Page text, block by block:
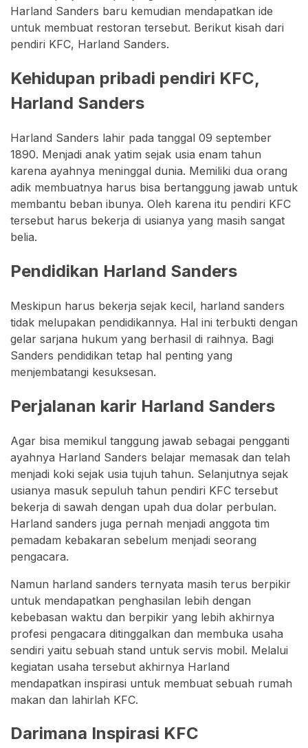
Harland Sanders baru kemudian mendapatkan ide
untuk membuat restoran tersebut. Berikut kisah dari
pendiri KFC, Harland Sanders.
Kehidupan pribadi pendiri KFC,
Harland Sanders
Harland Sanders lahir pada tanggal 09 september
1890. Menjadi anak yatim sejak usia enam tahun
karena ayahnya meninggal dunia. Memiliki dua orang
adik membuatnya harus bisa bertanggung jawab untuk
membantu beban ibunya. Oleh karena itu pendiri KFC
tersebut harus bekerja di usianya yang masih sangat
belia.
Pendidikan Harland Sanders
Meskipun harus bekerja sejak kecil, harland sanders
tidak melupakan pendidikannya. Hal ini terbukti dengan
gelar sarjana hukum yang berhasil di raihnya. Bagi
Sanders pendidikan tetap hal penting yang
menjembatangi kesuksesan.
Perjalanan karir Harland Sanders
Agar bisa memikul tanggung jawab sebagai pengganti
ayahnya Harland Sanders belajar memasak dan telah
menjadi koki sejak usia tujuh tahun. Selanjutnya sejak
usianya masuk sepuluh tahun pendiri KFC tersebut
bekerja di sawah dengan upah dua dolar perbulan.
Harland sanders juga pernah menjadi anggota tim
pemadam kebakaran sebelum menjadi seorang
pengacara.
Namun harland sanders ternyata masih terus berpikir
untuk mendapatkan penghasilan lebih dengan
kebebasan waktu dan berpikir yang lebih akhirnya
profesi pengacara ditinggalkan dan membuka usaha
sendiri yaitu sebuah stand untuk servis mobil. Melalui
kegiatan usaha tersebut akhirnya Harland
mendapatkan inspirasi untuk membuat sebuah rumah
makan dan lahirlah KFC.
Darimana Inspirasi KFC